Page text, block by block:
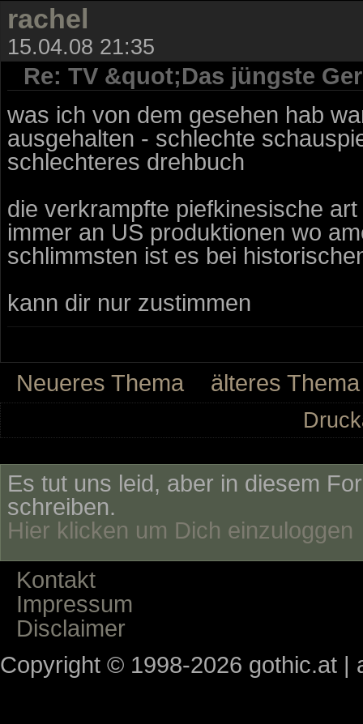
rachel
15.04.08 21:35
Re: TV &quot;Das jüngste
was ich von dem gesehen hab
ausgehalten - schlechte
schlechteres drehbuch
die verkrampfte piefkinesische
immer an US produktionen wo
schlimmsten ist es bei
kann dir nur zustimmen
Neueres Thema älteres Thema
Es tut uns leid, aber in diesem
schreiben.
Hier klicken um Dich einzuloggen
Kontakt
Impressum
Disclaimer
Copyright © 1998-2026 gothic.at |